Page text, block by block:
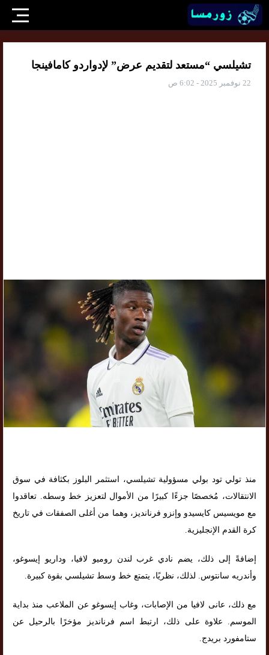
تشيلسي “مستعد لتقديم عرض” لإدواردو كامافينجا
22 نوفمبر 2025 - 6:02 ص
منذ تولي تود بولي مسؤولية تشيلسي، استثمر البلوز بكثافة في سوق
الانتقالات، مُخصصًا جزءًا كبيرًا من الأموال لتعزيز خط وسطه. تعاقدوا
مع مويسيس كايسيدو وإنزو فرنانديز، وهما من أغلى الصفقات في تاريخ
كرة القدم الإنجليزية.
إضافةً إلى ذلك، يضم نادي غرب لندن روميو لافيا، وداريو إيسوغو،
وأندريه سانتوس. لذلك، نظريًا، يتمتع خط وسط تشيلسي بقوة كبيرة.
مع ذلك، عانى لافيا من الإصابات، وغاب إيسوغو عن الملاعب منذ بداية
الموسم. علاوة على ذلك، ارتبط اسم فرنانديز مؤخرًا بالرحيل عن
ستامفورد بريدج.